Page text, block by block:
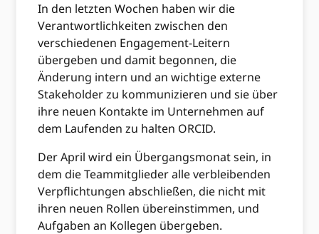
In den letzten Wochen haben wir die
Verantwortlichkeiten zwischen den
verschiedenen Engagement-Leitern
übergeben und damit begonnen, die
Änderung intern und an wichtige externe
Stakeholder zu kommunizieren und sie über
ihre neuen Kontakte im Unternehmen auf
dem Laufenden zu halten ORCID.
Der April wird ein Übergangsmonat sein, in
dem die Teammitglieder alle verbleibenden
Verpflichtungen abschließen, die nicht mit
ihren neuen Rollen übereinstimmen, und
Aufgaben an Kollegen übergeben.